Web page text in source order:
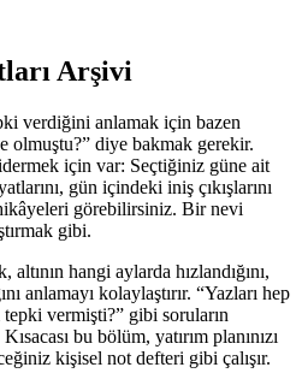
Arşivi
verdiğini anlamak için bazen
olmuştu?” diye bakmak gerekir.
için var: Seçtiğiniz güne ait
gün içindeki iniş çıkışlarını
görebilirsiniz. Bir nevi
gibi.
hangi aylarda hızlandığını,
anlamayı kolaylaştırır. “Yazları hep
tepki vermişti?” gibi soruların
bu bölüm, yatırım planınızı
kişisel not defteri gibi çalışır.